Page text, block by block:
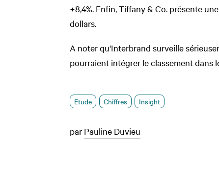
+8,4%. Enfin, Tiffany & Co. présente
dollars.
A noter qu'Interbrand surveille
pourraient intégrer le classement dans
Etude Chiffres Insight
par Pauline Duvieu